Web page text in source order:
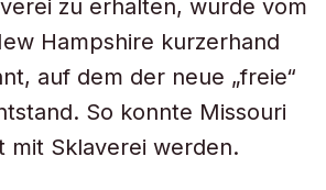
zu erhalten, wurde vom
Hampshire kurzerhand
auf dem der neue „freie“
So konnte Missouri
mit Sklaverei werden.